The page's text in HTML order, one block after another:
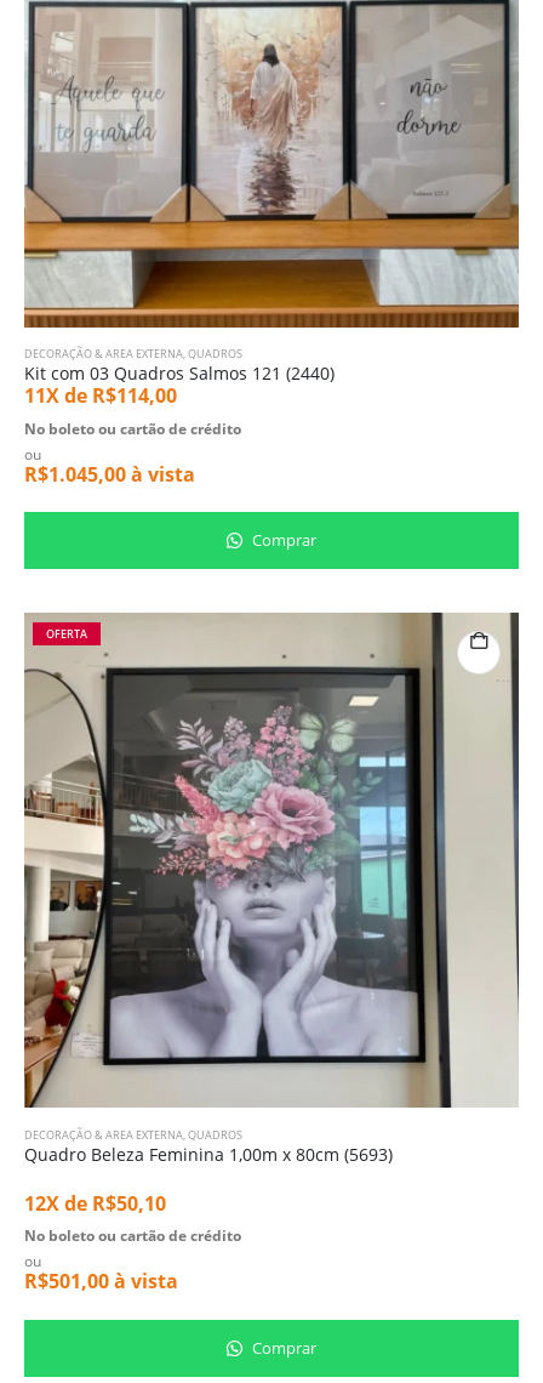
DECORAÇÃO & AREA EXTERNA,QUADROS
Kit com 03 Quadros Salmos 121 (2440)
11X de R$114,00
No boleto ou cartão de crédito
ou
R$1.045,00à vista
Comprar
OFERTA
DECORAÇÃO & AREA EXTERNA,QUADROS
Quadro Beleza Feminina 1,00m x 80cm (5693)
12X de R$50,10
No boleto ou cartão de crédito
ou
R$501,00à vista
Comprar